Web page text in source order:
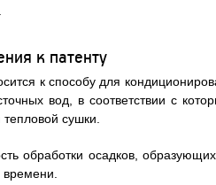
к патенту
к способу для
вод, в соответствии с
сушки.
обработки осадков,